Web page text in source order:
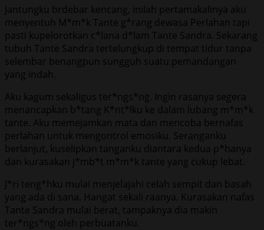
Jantungku brdebar kencang, inilah pertamakalinya aku
menyentuh M*m*k Tante g*rang dewasa Perlahan tapi
pasti kupelorotkan c*lana d*lam Tante Sandra. Sekarang
tubuh Tante Sandra tertelungkup di tempat tidur tanpa
selembar benangpun sungguh suatu pemandangan
yang indah.
Aku kagum sekaligus ter*ngs*ng. Ingin rasanya segera
menancapkan b*tang K*nt*lku ke dalam lubang m*m*k
tante. Aku memejamkan mata dan mencoba bernafas
perlahan untuk mengontrol emosiku. Seranganku
berlanjut, kuselipkan tanganku diantara kedua p*hanya
dan kurasakan j*mb*t m*m*k tante yang cukup lebat.
J*ri teng*hku mulai menjelajahi celah sempit dan basah
yang ada di sana. Hangat sekali raanya. Kurasakan nafas
Tante Sandra mulai berat, tampaknya dia makin
ter*ngs*ng oleh perbuatanku.